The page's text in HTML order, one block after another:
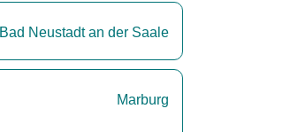
Bad Neustadt an der Saale
Marburg